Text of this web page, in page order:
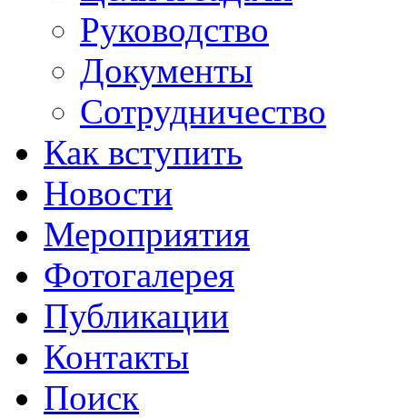
Руководство
Документы
Сотрудничество
Как вступить
Новости
Мероприятия
Фотогалерея
Публикации
Контакты
Поиск